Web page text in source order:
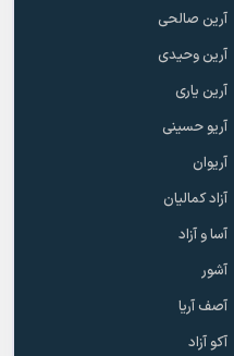
آرین صالحی
آرین وحیدی
آرین یاری
آریو حسینی
آریوان
آزاد کمالیان
آسا و آزاد
آشور
آصف آریا
آکو آزاد